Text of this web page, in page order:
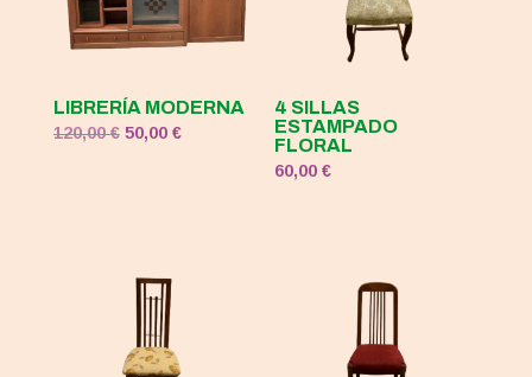
LIBRERÍA MODERNA
120,00€ El
50,00 €El
4 SILLAS
ESTAMPADO
FLORAL
60,00€